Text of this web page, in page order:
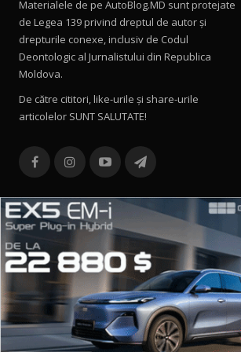
Materialele de pe AutoBlog.MD sunt protejate
de Legea 139 privind dreptul de autor și
drepturile conexe, inclusiv de Codul
Deontologic al Jurnalistului din Republica
Moldova.
De către cititori, like-urile şi share-urile
articolelor SUNT SALUTATE!